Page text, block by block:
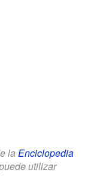
la Enciclopedia
utilizar